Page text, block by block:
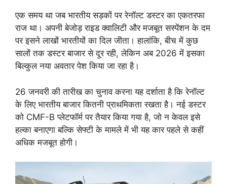
एक समय था जब भारतीय सड़कों पर रेनॉल्ट डस्टर का एकतरफा
राज था। अपनी बेजोड़ राइड क्वालिटी और मजबूत सस्पेंशन के दम
पर इसने लाखों भारतीयों का दिल जीता। हालांकि, बीच में कुछ
सालों तक डस्टर बाजार से दूर रही, लेकिन अब 2026 में इसका
बिल्कुल नया अवतार पेश किया जा रहा है।
26 जनवरी की तारीख का चुनाव करना यह दर्शाता है कि रेनॉल्ट
के लिए भारतीय बाजार कितनी प्राथमिकता रखता है। नई डस्टर
को CMF-B प्लेटफॉर्म पर तैयार किया गया है, जो न केवल इसे
हल्का बनाएगा बल्कि सेफ्टी के मामले में भी यह कार पहले से कहीं
अधिक मजबूत होगी।